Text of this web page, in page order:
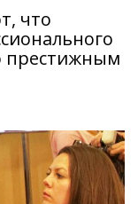
что
престижным